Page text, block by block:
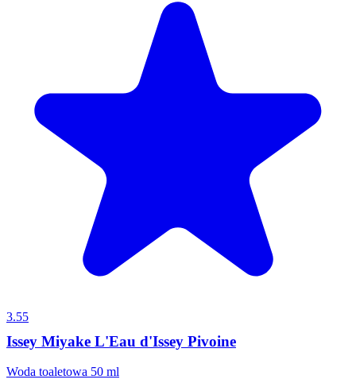
3.55
Issey Miyake L'Eau d'Issey Pivoine
Woda toaletowa 50 ml